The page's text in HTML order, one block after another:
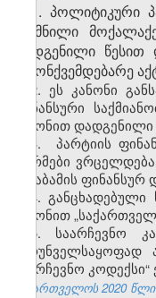
1. პოლიტიკური
შექმნილი
დადგენილი
კანონქვემდებარე
2. ეს კანონი
ფინანსური
კანონით
3. პარტიის
ნორმები
შესაბამის
4.
კანონით
5. საარჩევნო
საარჩევნო
საქართველოს 2020